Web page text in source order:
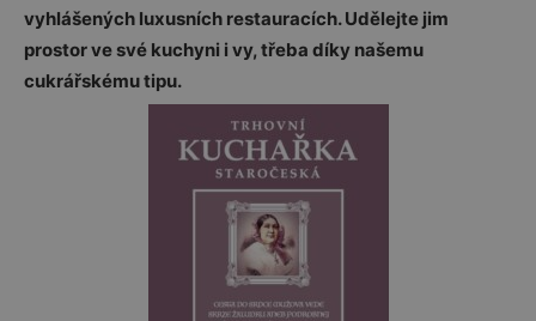
vyhlášených luxusních restauracích. Udělejte jim
prostor ve své kuchyni i vy, třeba díky našemu
cukrářskému tipu.